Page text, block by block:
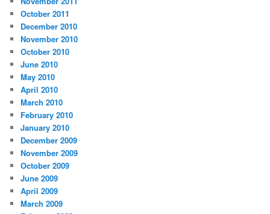
October 2011
December 2010
November 2010
October 2010
June 2010
May 2010
April 2010
March 2010
February 2010
January 2010
December 2009
November 2009
October 2009
June 2009
April 2009
March 2009